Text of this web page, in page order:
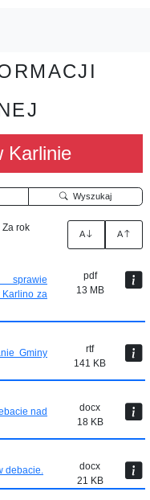
Karlinie
Wyszukaj
Za rok
A A
Karlino za
pdf
13 MB
Gminy
rtf
141 KB
nad
docx
18 KB
debacie.
docx
21 KB